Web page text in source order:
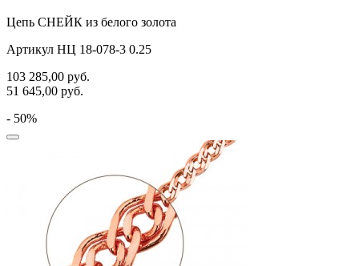
Цепь СНЕЙК из белого золота
Артикул НЦ 18-078-3 0.25
103 285,00 руб.
51 645,00 руб.
- 50%